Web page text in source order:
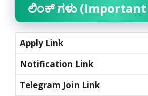
ಲಿಂಕ್ ಗಳು
Apply Link
Notification Link
Telegram Join Link